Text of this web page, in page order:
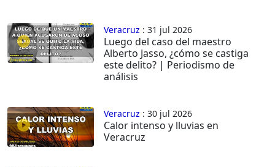
Veracruz : 31 jul 2026
Luego del caso del maestro
Alberto Jasso, ¿cómo se castiga
este delito? | Periodismo de
análisis
Veracruz : 30 jul 2026
Calor intenso y lluvias en
Veracruz